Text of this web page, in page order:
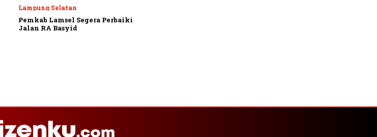
Lampung Selatan
Pemkab Lamsel Segera Perbaiki
Jalan RA Basyid